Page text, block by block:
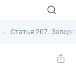
Статья 207.